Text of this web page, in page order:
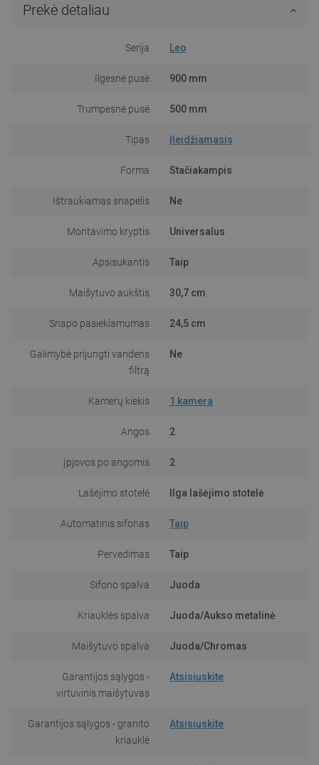
Prekė detaliau
Serija Leo
Ilgesnė pusė 900 mm
Trumpesnė pusė 500 mm
Tipas Įleidžiamasis
Forma Stačiakampis
Ištraukiamas snapelis Ne
Montavimo kryptis Universalus
Apsisukantis Taip
Maišytuvo aukštis 30,7 cm
Snapo pasiekiamumas 24,5 cm
Galimybė prijungti vandens
filtrą
Ne
Kamerų kiekis 1 kamera
Angos 2
Įpjovos po angomis 2
Lašėjimo stotelė Ilga lašėjimo stotelė
Automatinis sifonas Taip
Pervedimas Taip
Sifono spalva Juoda
Kriauklės spalva Juoda/Aukso metalinė
Maišytuvo spalva Juoda/Chromas
Garantijos sąlygos -
virtuvinis maišytuvas
Atsisiųskite
Garantijos sąlygos - granito
kriauklė
Atsisiųskite